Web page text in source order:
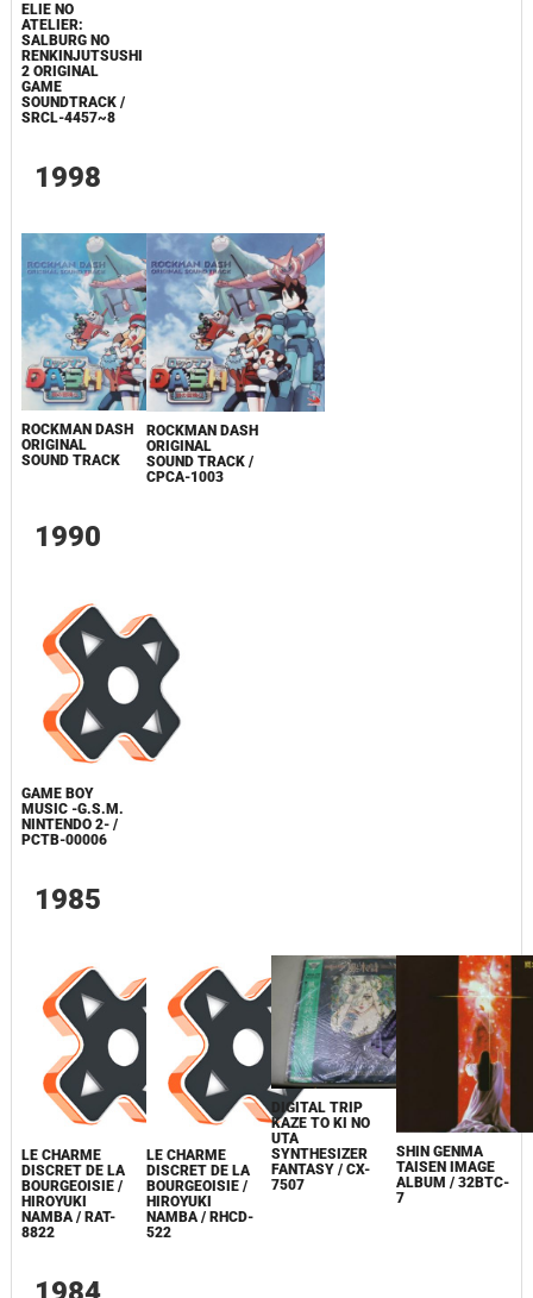
ELIE NO
ATELIER:
SALBURG NO
RENKINJUTSUSHI
2 ORIGINAL
GAME
SOUNDTRACK /
SRCL-4457~8
1998
ROCKMAN DASH
ORIGINAL
SOUND TRACK
ROCKMAN DASH
ORIGINAL
SOUND TRACK /
CPCA-1003
1990
GAME BOY
MUSIC -G.S.M.
NINTENDO 2- /
PCTB-00006
1985
LE CHARME
DISCRET DE LA
BOURGEOISIE /
HIROYUKI
NAMBA / RAT-
8822
LE CHARME
DISCRET DE LA
BOURGEOISIE /
HIROYUKI
NAMBA / RHCD-
522
DIGITAL TRIP
KAZE TO KI NO
UTA
SYNTHESIZER
FANTASY / CX-
7507
SHIN GENMA
TAISEN IMAGE
ALBUM / 32BTC-
7